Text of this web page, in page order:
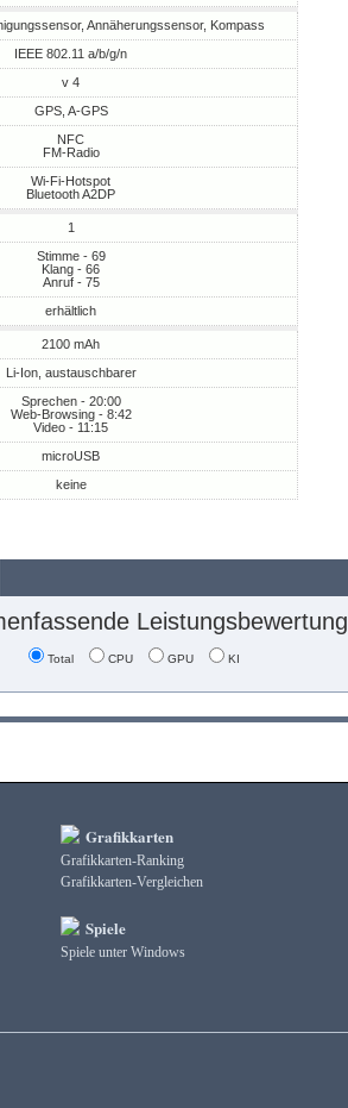
Annäherungssensor, Kompass
IEEE 802.11 a/b/g/n
v 4
GPS, A-GPS
NFC
FM-Radio
Wi-Fi-Hotspot
Bluetooth A2DP
1
Stimme - 69
Klang - 66
Anruf - 75
erhältlich
2100 mAh
Li-Ion, austauschbarer
Sprechen - 20:00
Web-Browsing - 8:42
Video - 11:15
microUSB
keine
Leistungsbewertung
Total CPU GPU KI
Grafikkarten
Grafikkarten-Ranking
Grafikkarten-Vergleichen
Spiele
Spiele unter Windows